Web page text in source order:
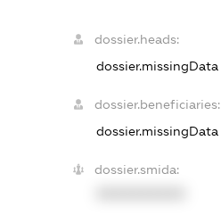
dossier.heads:
dossier.missingData
dossier.beneficiaries:
dossier.missingData
dossier.smida: